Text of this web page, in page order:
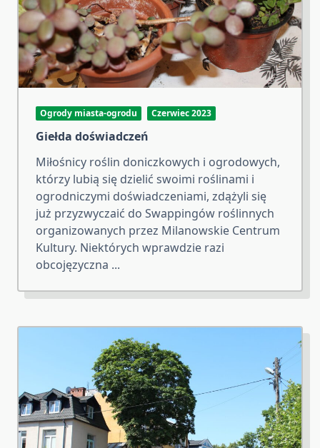
Ogrody miasta-ogrodu Czerwiec 2023
Giełda doświadczeń
Miłośnicy roślin doniczkowych i ogrodowych,
którzy lubią się dzielić swoimi roślinami i
ogrodniczymi doświadczeniami, zdążyli się
już przyzwyczaić do Swappingów roślinnych
organizowanych przez Milanowskie Centrum
Kultury. Niektórych wprawdzie razi
obcojęzyczna ...